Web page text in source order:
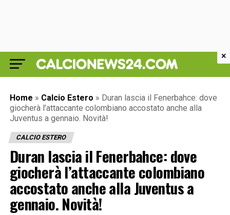
Home » Calcio Estero » Duran lascia il Fenerbahce: dove
giocherà l’attaccante colombiano accostato anche alla
Juventus a gennaio. Novità!
CALCIO ESTERO
Duran lascia il Fenerbahce: dove
giocherà l’attaccante colombiano
accostato anche alla Juventus a
gennaio. Novità!
×